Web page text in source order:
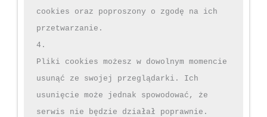
cookies oraz poproszony o zgodę na ich
przetwarzanie.
4.
Pliki cookies możesz w dowolnym momencie
usunąć ze swojej przeglądarki. Ich
usunięcie może jednak spowodować, że
serwis nie będzie działał poprawnie.